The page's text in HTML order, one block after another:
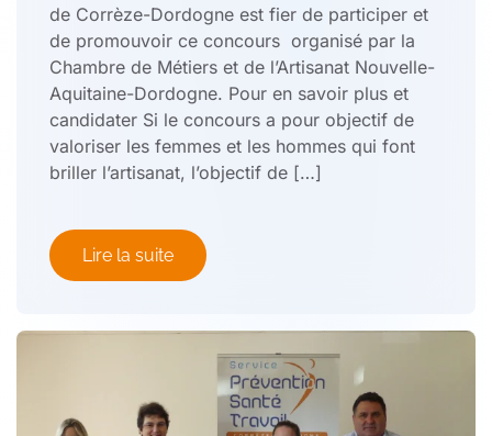
de Corrèze-Dordogne est fier de participer et
de promouvoir ce concours organisé par la
Chambre de Métiers et de l’Artisanat Nouvelle-
Aquitaine-Dordogne. Pour en savoir plus et
candidater Si le concours a pour objectif de
valoriser les femmes et les hommes qui font
briller l’artisanat, l’objectif de […]
Lire la suite